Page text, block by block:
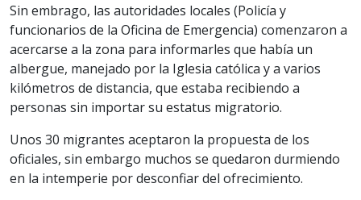
Sin embrago, las autoridades locales (Policía y
funcionarios de la Oficina de Emergencia) comenzaron a
acercarse a la zona para informarles que había un
albergue, manejado por la Iglesia católica y a varios
kilómetros de distancia, que estaba recibiendo a
personas sin importar su estatus migratorio.
Unos 30 migrantes aceptaron la propuesta de los
oficiales, sin embargo muchos se quedaron durmiendo
en la intemperie por desconfiar del ofrecimiento.